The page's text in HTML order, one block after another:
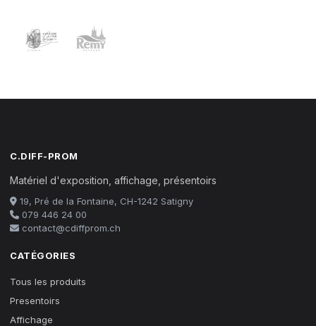
C.DIFF-PROM
Matériel d'exposition, affichage, présentoirs
19, Pré de la Fontaine, CH-1242 Satigny
079 446 24 00
contact@cdiffprom.ch
CATÉGORIES
Tous les produits
Presentoirs
Affichage